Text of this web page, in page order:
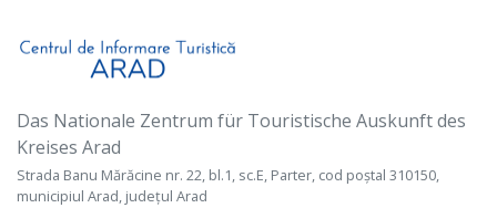
Das Nationale Zentrum für Touristische Auskunft des
Kreises Arad
Strada Banu Mărăcine nr. 22, bl.1, sc.E, Parter, cod poștal 310150,
municipiul Arad, județul Arad